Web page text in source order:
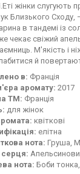
жінки
Близького
в тандемі із
чекає свіжий
М'якість і
й
в: Франція
аромату: 2017
ТМ: Франція
для жінок
квіткові
елітна
нота: Груша,
серця:
нота: Боби